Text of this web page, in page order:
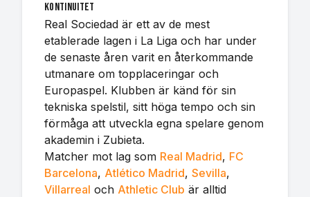
kontinuitet
Real Sociedad är ett av de mest
etablerade lagen i La Liga och har under
de senaste åren varit en återkommande
utmanare om topplaceringar och
Europaspel. Klubben är känd för sin
tekniska spelstil, sitt höga tempo och sin
förmåga att utveckla egna spelare genom
akademin i Zubieta.
Matcher mot lag som Real Madrid, FC
Barcelona, Atlético Madrid, Sevilla,
Villarreal och Athletic Club är alltid